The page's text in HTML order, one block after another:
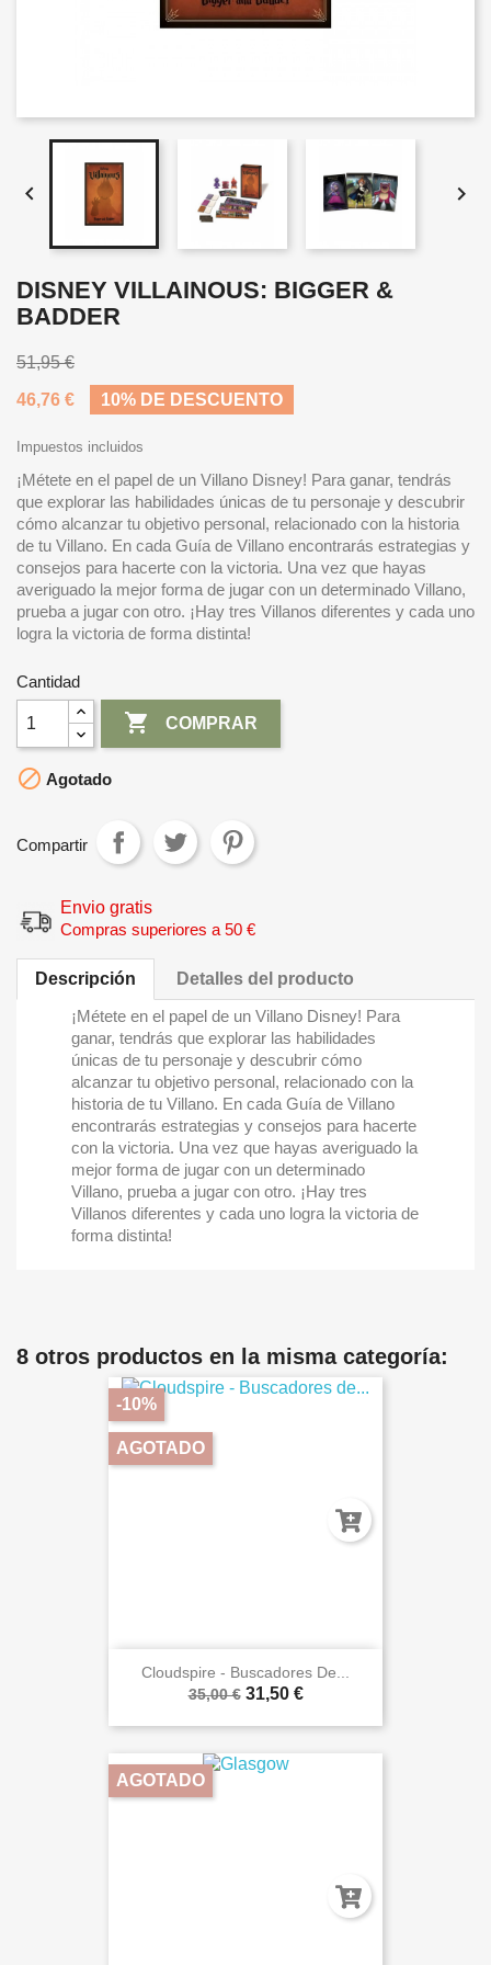
 
DISNEY VILLAINOUS: BIGGER &
BADDER
51,95 €
46,76 €
10% DE DESCUENTO
Impuestos incluidos
¡Métete en el papel de un Villano Disney! Para ganar, tendrás
que explorar las habilidades únicas de tu personaje y descubrir
cómo alcanzar tu objetivo personal, relacionado con la historia
de tu Villano. En cada Guía de Villano encontrarás estrategias y
consejos para hacerte con la victoria. Una vez que hayas
averiguado la mejor forma de jugar con un determinado Villano,
prueba a jugar con otro. ¡Hay tres Villanos diferentes y cada uno
logra la victoria de forma distinta!
Cantidad
 COMPRAR
 Agotado
Compartir
Envio gratis
Compras superiores a 50 €
Descripción
Detalles del producto
¡Métete en el papel de un Villano Disney! Para
ganar, tendrás que explorar las habilidades
únicas de tu personaje y descubrir cómo
alcanzar tu objetivo personal, relacionado con la
historia de tu Villano. En cada Guía de Villano
encontrarás estrategias y consejos para hacerte
con la victoria. Una vez que hayas averiguado la
mejor forma de jugar con un determinado
Villano, prueba a jugar con otro. ¡Hay tres
Villanos diferentes y cada uno logra la victoria de
forma distinta!
8 otros productos en la misma categoría:
Cloudspire - Buscadores De...
35,00 € 31,50 €
-10%
AGOTADO
AGOTADO